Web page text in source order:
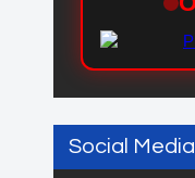
Social Media